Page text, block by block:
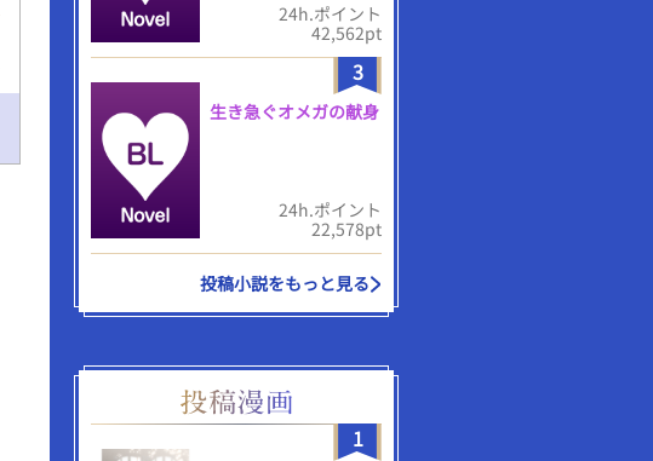
24h.ポイント
42,562pt
3
生き急ぐオメガの献身
24h.ポイント
22,578pt
投稿小説をもっと見る
1